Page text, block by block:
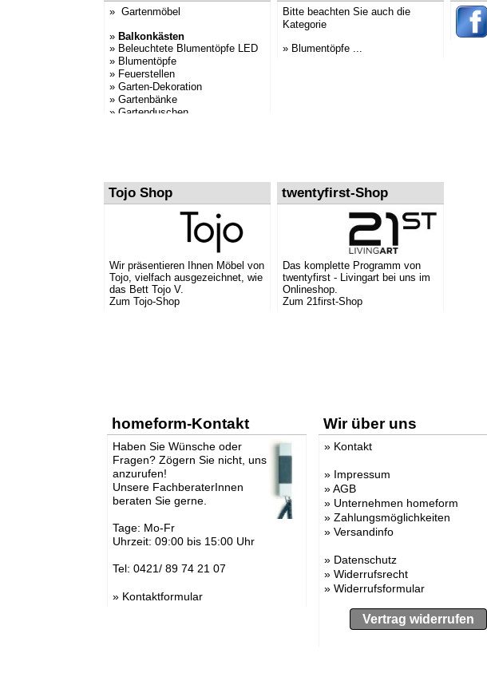
» Gartenmöbel
» Balkonkästen
» Beleuchtete Blumentöpfe LED
» Blumentöpfe
» Feuerstellen
» Garten-Dekoration
» Gartenbänke
» Gartenduschen
» Gartentische
» Grillzubehör
» Outdoor Möbel
» Sonnenschirme
Bitte beachten Sie auch die
Kategorie
» Blumentöpfe ...
Tojo Shop
Wir präsentieren Ihnen Möbel von
Tojo, vielfach ausgezeichnet, wie
das Bett Tojo V.
Zum Tojo-Shop
twentyfirst-Shop
Das komplette Programm von
twentyfirst - Livingart bei uns im
Onlineshop.
Zum 21first-Shop
homeform-Kontakt
Haben Sie Wünsche oder
Fragen? Zögern Sie nicht, uns
anzurufen!
Unsere FachberaterInnen
beraten Sie gerne.
Tage: Mo-Fr
Uhrzeit: 09:00 bis 15:00 Uhr
Tel: 0421/ 89 74 21 07
» Kontaktformular
Wir über uns
» Kontakt
» Impressum
»AGB
» Unternehmen homeform
» Zahlungsmöglichkeiten
» Versandinfo
» Datenschutz
» Widerrufsrecht
» Widerrufsformular
Vertrag widerrufen